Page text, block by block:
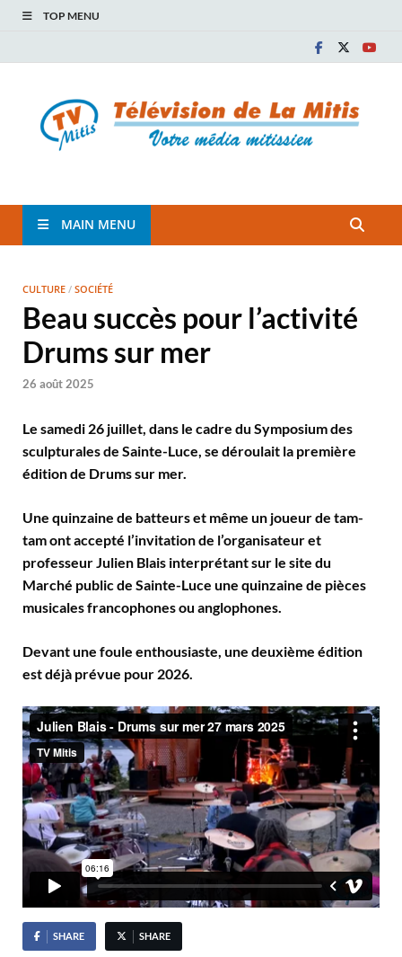
TOP MENU
TVM
MAIN MENU
CULTURE / SOCIÉTÉ
Beau succès pour l’activité
Drums sur mer
26 août 2025
Le samedi 26 juillet, dans le cadre du Symposium des
sculpturales de Sainte-Luce, se déroulait la première
édition de Drums sur mer.
Une quinzaine de batteurs et même un joueur de tam-
tam ont accepté l’invitation de l’organisateur et
professeur Julien Blais interprétant sur le site du
Marché public de Sainte-Luce une quinzaine de pièces
musicales francophones ou anglophones.
Devant une foule enthousiaste, une deuxième édition
est déjà prévue pour 2026.
SHARE SHARE